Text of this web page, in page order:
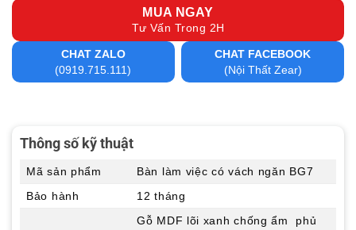
MUA NGAY
Tư Vấn Trong 2H
CHAT ZALO
(0919.715.111)
CHAT FACEBOOK
(Nội Thất Zear)
Thông số kỹ thuật
Mã sản phẩm
Bàn làm việc có vách ngăn BG7
Bảo hành
12 tháng
Gỗ MDF lõi xanh chống ẩm phủ